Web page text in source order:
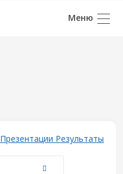
Презентации Результаты